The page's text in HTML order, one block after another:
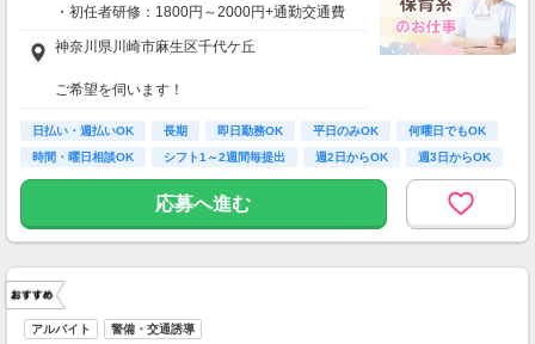
・初任者研修：1800円～2000円+通勤交通費
・無資格：1500円～+通勤交通費
*＊嬉しい日払いOK*
研修期間も給与変動なし！
【月収例】
しっかり働く！週5フルタイムの場合
時給1800円×1日8時間×月22日＝31万6,800円
時給2100円×1日8時間×月22日＝36万9,600円
仕事以外の時間も確保＊週3日勤務の場合
時給1800円×1日8時間×月12日＝17万2,800円
時給2100円×1日8時間×月12日＝20万1,600円
神奈川県川崎市麻生区千代ケ丘
ご希望を伺います！
※受動喫煙対策有（屋内禁煙）
車・バイク・自転車での通勤もOK
※規定があるので、ご希望の方はご相談くださ
日払い・週払いOK 長期 即日勤務OK 平日のみOK
何曜日でもOK
時間・曜日相談OK
シフト1～2週間毎提出 週2日からOK 週3日からOK
応募へ進む
アルバイト 警備・交通誘導